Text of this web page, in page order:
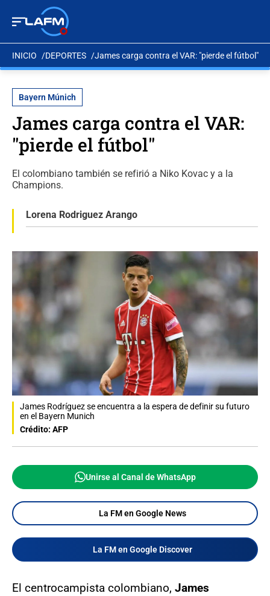
INICIO DEPORTES James carga contra el VAR: "pierde el fútbol"
Bayern Múnich
James carga contra el VAR:
"pierde el fútbol"
El colombiano también se refirió a Niko Kovac y a la
Champions.
Lorena Rodriguez Arango
James Rodríguez se encuentra a la espera de definir su futuro
en el Bayern Munich
Crédito: AFP
Unirse al Canal de WhatsApp
La FM en Google News
La FM en Google Discover
El centrocampista colombiano, James